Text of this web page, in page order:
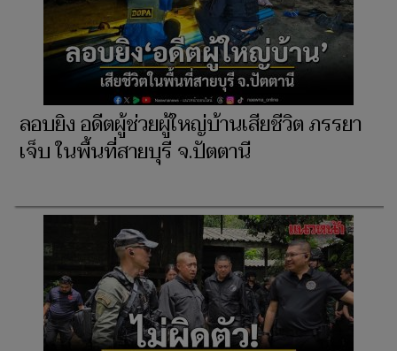
ลอบยิง อดีตผู้ช่วยผู้ใหญ่บ้านเสียชีวิต ภรรยา
เจ็บ ในพื้นที่สายบุรี จ.ปัตตานี